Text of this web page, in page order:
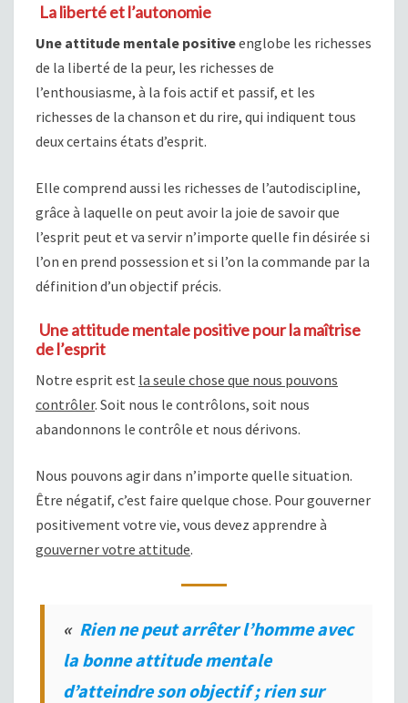
La liberté et l’autonomie
Une attitude mentale positiveenglobe les richesses
de la liberté de la peur, les richesses de
l’enthousiasme, à la fois actif et passif, et les
richesses de la chanson et du rire, qui indiquent tous
deux certains états d’esprit.
Elle comprend aussi les richesses de l’autodiscipline,
grâce à laquelle on peut avoir la joie de savoir que
l’esprit peut et va servir n’importe quelle fin désirée si
l’on en prend possession et si l’on la commande par la
définition d’un objectif précis.
Une attitude mentale positive pour la maîtrise
de l’esprit
Notre esprit est la seule chose que nous pouvons
contrôler. Soit nous le contrôlons, soit nous
abandonnons le contrôle et nous dérivons.
Nous pouvons agir dans n’importe quelle situation.
Être négatif, c’est faire quelque chose. Pour gouverner
positivement votre vie, vous devez apprendre à
gouverner votre attitude.
« Rien ne peut arrêter l’homme avec
la bonne attitude mentale
d’atteindre son objectif ; rien sur